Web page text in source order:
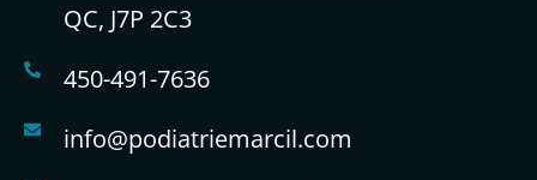
QC, J7P 2C3
450-491-7636
info@podiatriemarcil.com